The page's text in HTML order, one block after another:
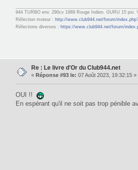
944 TURBO env. 290cv 1989 Rouge Indien. GURU 15 psi.
Réfection moteur : http://www.club944.net/forum/
Réfections diverses : https://www.club944.net/forum/
Re : Le livre d'Or du Club944.net
« Réponse #93 le: 07 Août 2023, 19:32:15 »
OUI !!
En espérant qu'il ne soit pas trop pénible